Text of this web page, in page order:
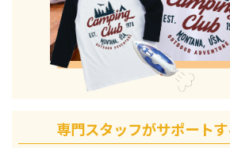
専門スタッフがサポート